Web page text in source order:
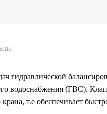
гидравлической
водоснабжения (ГВС).
т.е обеспечивает